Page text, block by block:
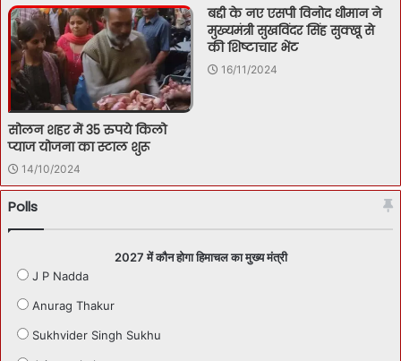
सोलन शहर में 35 रुपये किलो
प्याज योजना का स्टाल शुरू
14/10/2024
बद्दी के नए एसपी विनोद धीमान ने
मुख्यमंत्री सुखविंदर सिंह सुक्खू से
की शिष्टाचार भेंट
16/11/2024
Polls
2027 में कौन होगा हिमाचल का मुख्य मंत्री
J P Nadda
Anurag Thakur
Sukhvider Singh Sukhu